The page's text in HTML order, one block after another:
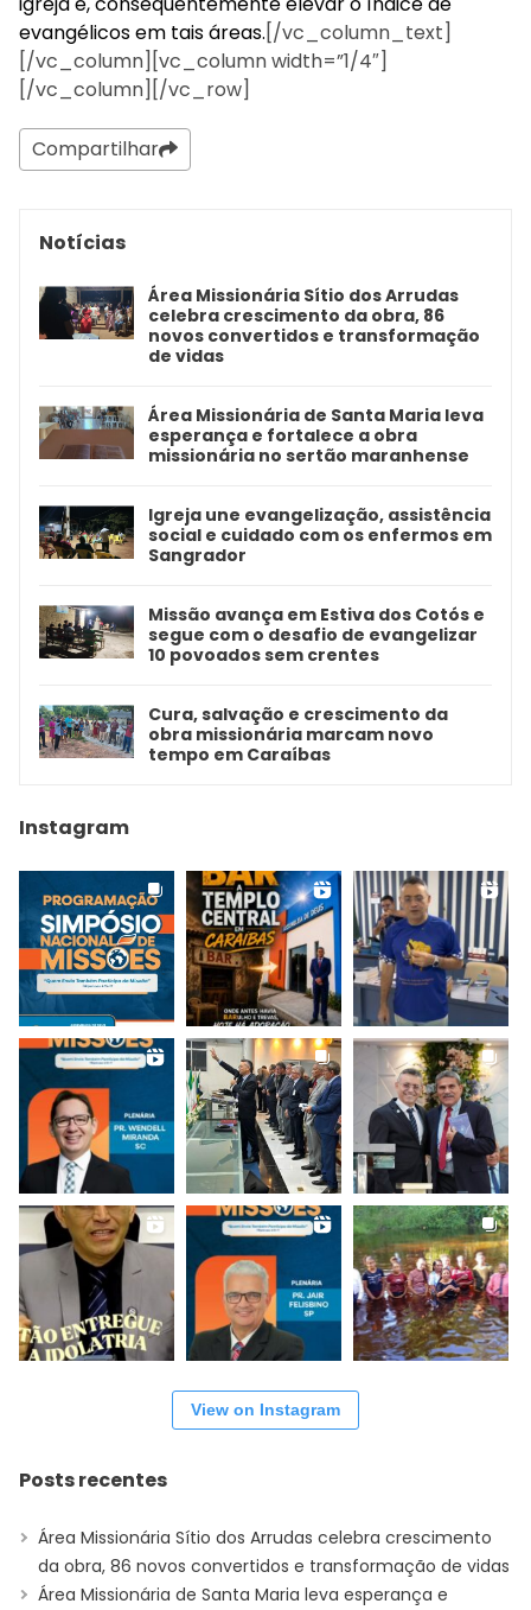
evangélicos em tais áreas.[/vc_column_text]
[/vc_column][vc_column width=”1/4″]
[/vc_column][/vc_row]
Compartilhar
Notícias
Área Missionária Sítio dos Arrudas
celebra crescimento da obra, 86
novos convertidos e transformação
de vidas
Área Missionária de Santa Maria leva
esperança e fortalece a obra
missionária no sertão maranhense
Igreja une evangelização, assistência
social e cuidado com os enfermos em
Sangrador
Missão avança em Estiva dos Cotós e
segue com o desafio de evangelizar
10 povoados sem crentes
Cura, salvação e crescimento da
obra missionária marcam novo
tempo em Caraíbas
Instagram
View on Instagram
Posts recentes
Área Missionária Sítio dos Arrudas celebra crescimento
da obra, 86 novos convertidos e transformação de vidas
Área Missionária de Santa Maria leva esperança e